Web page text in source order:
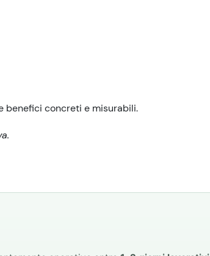
benefici concreti e misurabili.